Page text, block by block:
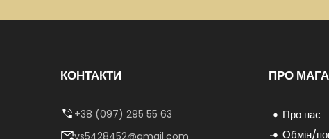
КОНТАКТИ
+38 (097) 295 55 63
vs5428452@gmail.com
ПРО
Про нас
Обмін/